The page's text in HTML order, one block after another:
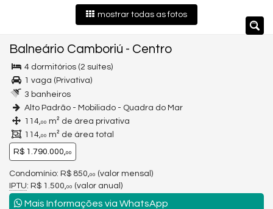
mostrar todas as fotos
Balneário Camboriú - Centro
4 dormitórios (2 suítes)
1 vaga (Privativa)
3 banheiros
Alto Padrão - Mobiliado - Quadra do Mar
114,00 m² de área privativa
114,00 m² de área total
R$ 1.790.000,00
Condomínio: R$ 850, 00 (valor mensal)
IPTU: R$ 1.500, 00 (valor anual)
Mais Informações via WhatsApp